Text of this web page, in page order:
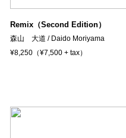
Remix（Second Edition）
森山 大道 / Daido Moriyama
¥8,250（¥7,500 + tax）